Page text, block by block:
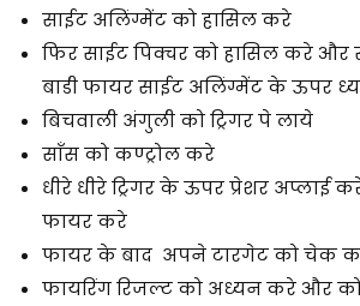
साईट अलिंग्मेंट को हासिल करे
फिर साईट पिक्चर को हासिल करे और
बाडी फायर साईट अलिंग्मेंट के ऊपर
बिचवाली अंगुली को ट्रिगर पे लाये
साँस को कण्ट्रोल करे
धीरे धीरे ट्रिगर के ऊपर प्रेशर अप्लाई
फायर करे
फायर के बाद अपने टारगेट को चेक
फायरिंग रिजल्ट को अध्यन करे और